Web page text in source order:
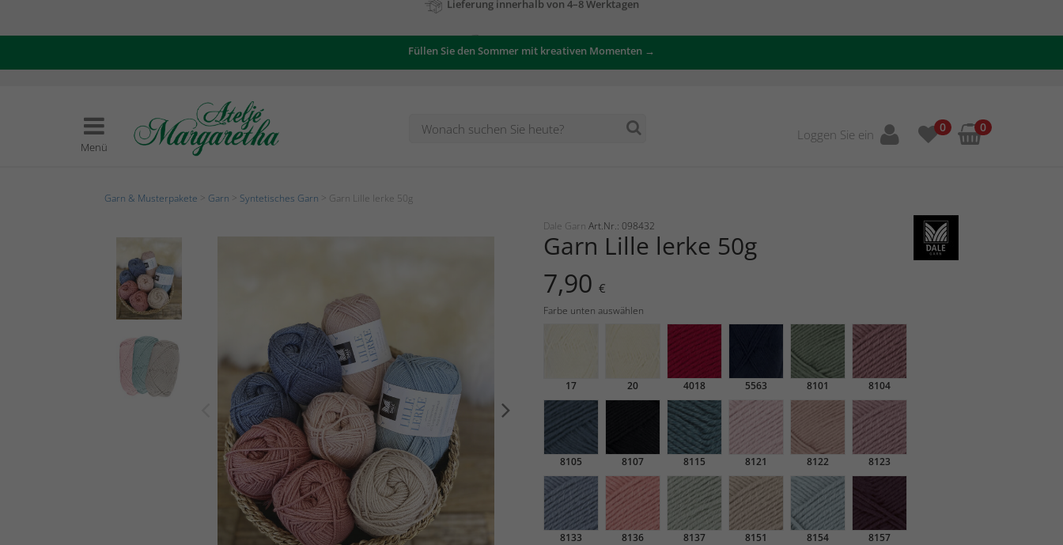
Füllen Sie den Sommer mit kreativen Momenten →
Menü
Loggen Sie ein 0 0
Garn & Musterpakete Garn Syntetisches Garn > Garn Lille lerke 50g
Dale Garn Art.Nr.: 098432
Garn Lille lerke 50g
7,90 €
Farbe unten auswählen
17 20 4018 5563 8101 8104
8105 8107 8115 8121 8122 8123
8133 8136 8137 8151 8154 8157